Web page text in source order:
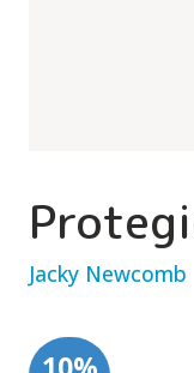
Jacky Newcomb